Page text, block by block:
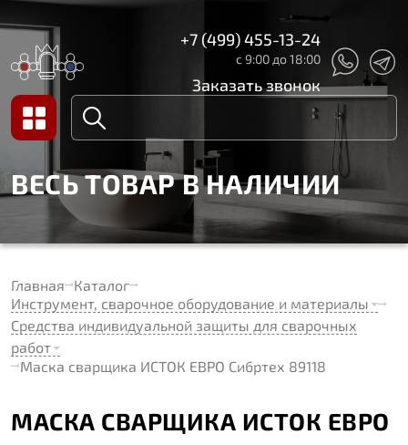
+7 (499) 455-13-24
с 9:00 до 18:00
Заказать звонок
ВЕСЬ ТОВАР В НАЛИЧИИ
Главная
Каталог
Инструмент, сварочное оборудование и материалы
Средства индивидуальной защиты для сварочных
работ
Маска сварщика ИСТОК ЕВРО Сибртех 89118
МАСКА СВАРЩИКА ИСТОК ЕВРО